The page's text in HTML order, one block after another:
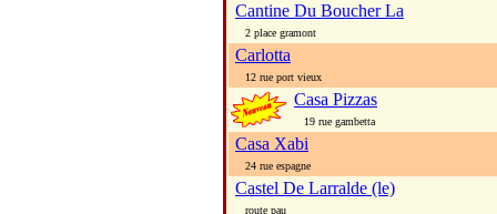
Cantine Du Boucher La
2 place gramont
Carlotta
12 rue port vieux
Casa Pizzas
19 rue gambetta
Casa Xabi
24 rue espagne
Castel De Larralde (le)
route pau